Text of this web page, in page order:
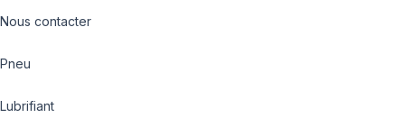
Nous contacter
Pneu
Lubrifiant